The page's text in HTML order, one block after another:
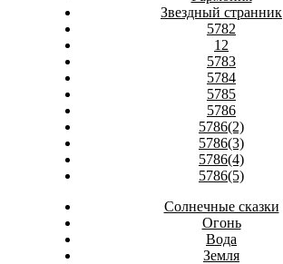
Звездный странник
5782
12
5783
5784
5785
5786
5786(2)
5786(3)
5786(4)
5786(5)
Солнечные сказки
Огонь
Вода
Земля